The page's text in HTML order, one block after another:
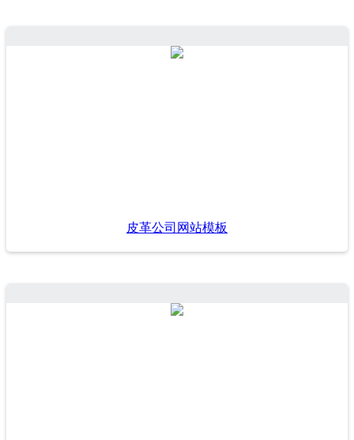
皮革公司网站模板